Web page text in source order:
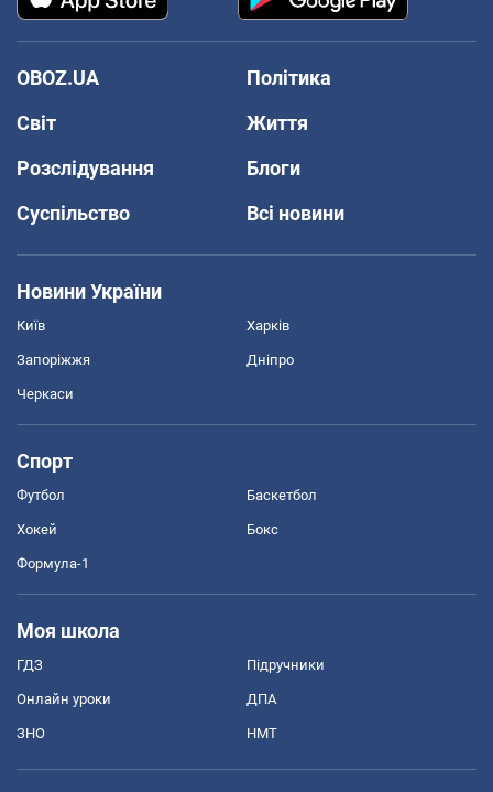
OBOZ.UA
Політика
Світ
Життя
Розслідування
Блоги
Суспільство
Всі новини
Новини України
Київ Харків
Запоріжжя Дніпро
Черкаси
Спорт
Футбол Баскетбол
Хокей Бокс
Формула-1
Моя школа
ГДЗ Підручники
Онлайн уроки ДПА
ЗНО НМТ